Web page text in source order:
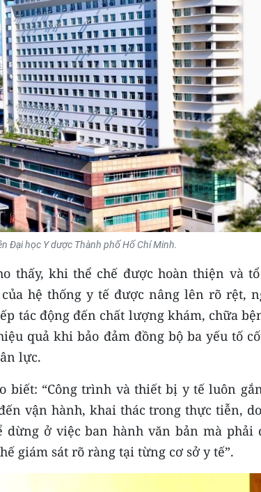
Đại học Y dược Thành phố Hố Chí Minh.
thấy, khi thể chế được hoàn thiện và
hệ thống y tế được nâng lên rõ rệt,
tác động đến chất lượng khám, chữa
quả khi bảo đảm đồng bộ ba yếu tố
lực.
biết: “Công trình và thiết bị y tế luôn
vận hành, khai thác trong thực tiễn,
ở việc ban hành văn bản mà phải
giám sát rõ ràng tại từng cơ sở y tế”.